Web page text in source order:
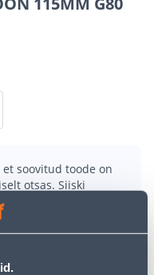
soovitud toode on
otsas. Siiski
samast
sama palju rõõmu